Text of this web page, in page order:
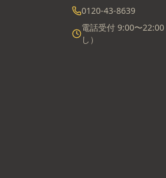
0120-43-8639
電話受付 9:00〜
し）